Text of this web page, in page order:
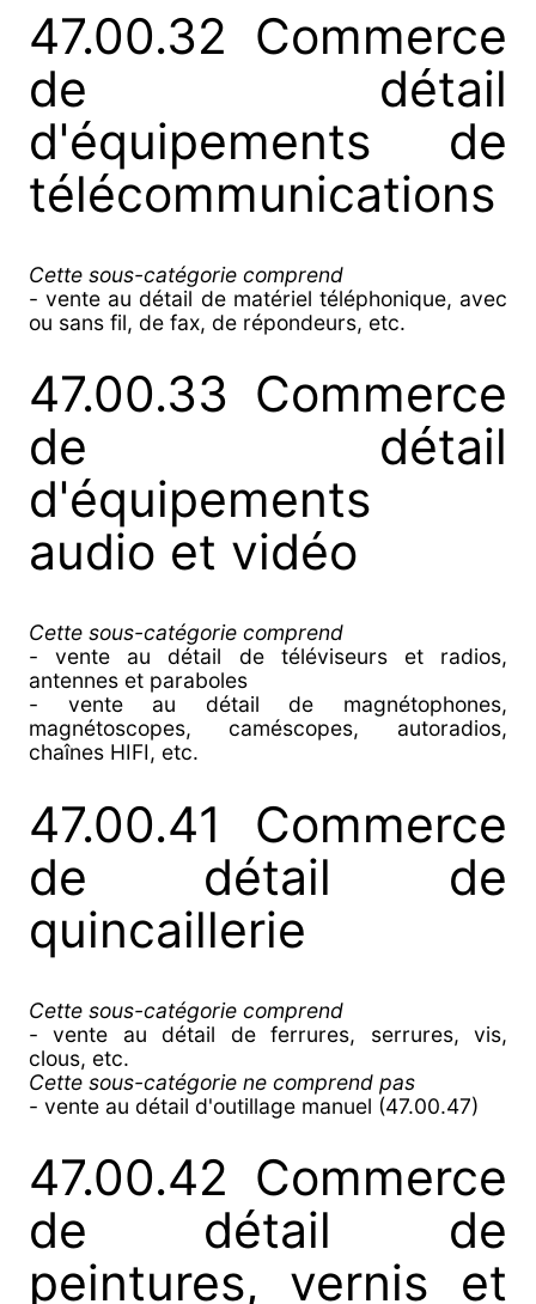
47.00.32 Commerce
de détail
d'équipements de
télécommunications
Cette sous-catégorie comprend
- vente au détail de matériel téléphonique, avec
ou sans fil, de fax, de répondeurs, etc.
47.00.33 Commerce
de détail
d'équipements
audio et vidéo
Cette sous-catégorie comprend
- vente au détail de téléviseurs et radios,
antennes et paraboles
- vente au détail de magnétophones,
magnétoscopes, caméscopes, autoradios,
chaînes HIFI, etc.
47.00.41 Commerce
de détail de
quincaillerie
Cette sous-catégorie comprend
- vente au détail de ferrures, serrures, vis,
clous, etc.
Cette sous-catégorie ne comprend pas
- vente au détail d'outillage manuel (47.00.47)
47.00.42 Commerce
de détail de
peintures, vernis et